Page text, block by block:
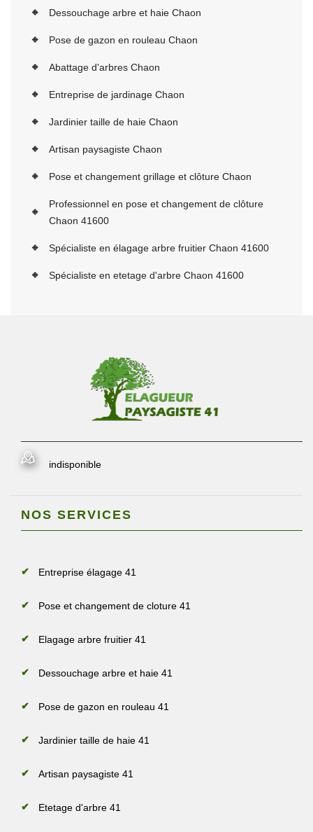
Dessouchage arbre et haie Chaon
Pose de gazon en rouleau Chaon
Abattage d'arbres Chaon
Entreprise de jardinage Chaon
Jardinier taille de haie Chaon
Artisan paysagiste Chaon
Pose et changement grillage et clôture Chaon
Professionnel en pose et changement de clôture
Chaon 41600
Spécialiste en élagage arbre fruitier Chaon 41600
Spécialiste en etetage d'arbre Chaon 41600
indisponible
NOS SERVICES
Entreprise élagage 41
Pose et changement de cloture 41
Elagage arbre fruitier 41
Dessouchage arbre et haie 41
Pose de gazon en rouleau 41
Jardinier taille de haie 41
Artisan paysagiste 41
Etetage d'arbre 41